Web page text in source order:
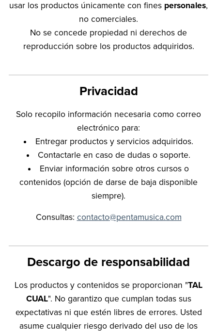
usar los productos únicamente con fines personales,
no comerciales.
No se concede propiedad ni derechos de
reproducción sobre los productos adquiridos.
Privacidad
Solo recopilo información necesaria como correo
electrónico para:
Entregar productos y servicios adquiridos.
Contactarle en caso de dudas o soporte.
Enviar información sobre otros cursos o
contenidos (opción de darse de baja disponible
siempre).
Consultas: contacto@pentamusica.com
Descargo de responsabilidad
Los productos y contenidos se proporcionan "TAL
CUAL". No garantizo que cumplan todas sus
expectativas ni que estén libres de errores. Usted
asume cualquier riesgo derivado del uso de los